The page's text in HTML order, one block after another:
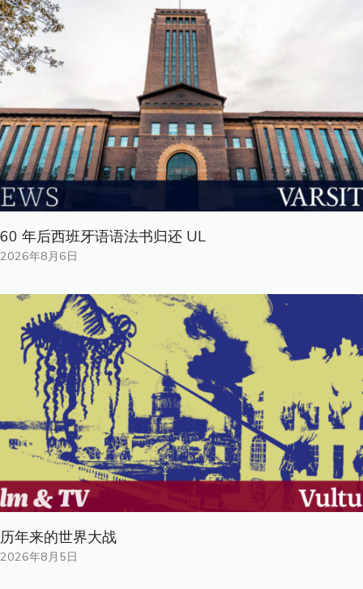
60 年后西班牙语语法书归还 UL
2026年8月6日
历年来的世界大战
2026年8月5日